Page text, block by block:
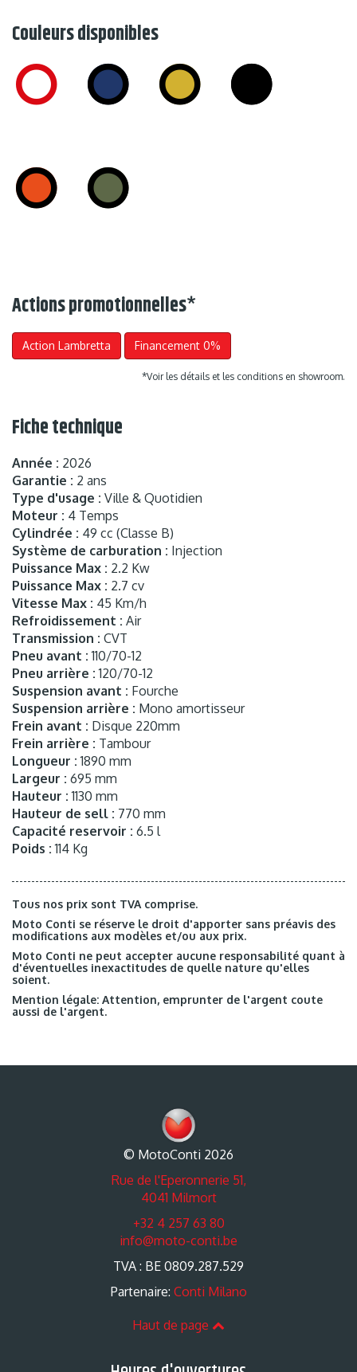
Couleurs disponibles
Actions promotionnelles*
Action Lambretta Financement 0%
*Voir les détails et les conditions en showroom.
Fiche technique
Année : 2026
Garantie : 2 ans
Type d'usage : Ville & Quotidien
Moteur : 4 Temps
Cylindrée : 49 cc (Classe B)
Système de carburation : Injection
Puissance Max : 2.2 Kw
Puissance Max : 2.7 cv
Vitesse Max : 45 Km/h
Refroidissement : Air
Transmission : CVT
Pneu avant : 110/70-12
Pneu arrière : 120/70-12
Suspension avant : Fourche
Suspension arrière : Mono amortisseur
Frein avant : Disque 220mm
Frein arrière : Tambour
Longueur : 1890 mm
Largeur : 695 mm
Hauteur : 1130 mm
Hauteur de sell : 770 mm
Capacité reservoir : 6.5 l
Poids : 114 Kg
Tous nos prix sont TVA comprise.
Moto Conti se réserve le droit d'apporter sans préavis des
modifications aux modèles et/ou aux prix.
Moto Conti ne peut accepter aucune responsabilité quant à
d'éventuelles inexactitudes de quelle nature qu'elles
soient.
Mention légale: Attention, emprunter de l'argent coute
aussi de l'argent.
© MotoConti 2026
Rue de l'Eperonnerie 51,
4041 Milmort
+32 4 257 63 80
info@moto-conti.be
TVA : BE 0809.287.529
Partenaire: Conti Milano
Haut de page